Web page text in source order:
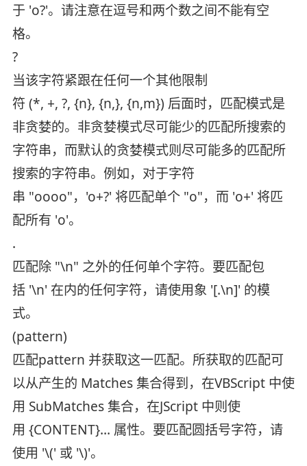
于 'o?'。请注意在逗号和两个数之间不能有空
格。
?
当该字符紧跟在任何一个其他限制
符 (*, +, ?, {n}, {n,}, {n,m}) 后面时，匹配模式是
非贪婪的。非贪婪模式尽可能少的匹配所搜索的
字符串，而默认的贪婪模式则尽可能多的匹配所
搜索的字符串。例如，对于字符
串 "oooo"，'o+?' 将匹配单个 "o"，而 'o+' 将匹
配所有 'o'。
.
匹配除 "\n" 之外的任何单个字符。要匹配包
括 '\n' 在内的任何字符，请使用象 '[.\n]' 的模
式。
(pattern)
匹配pattern 并获取这一匹配。所获取的匹配可
以从产生的 Matches 集合得到，在VBScript 中使
用 SubMatches 集合，在JScript 中则使
用 {CONTENT}… 属性。要匹配圆括号字符，请
使用 '\(' 或 '\)'。